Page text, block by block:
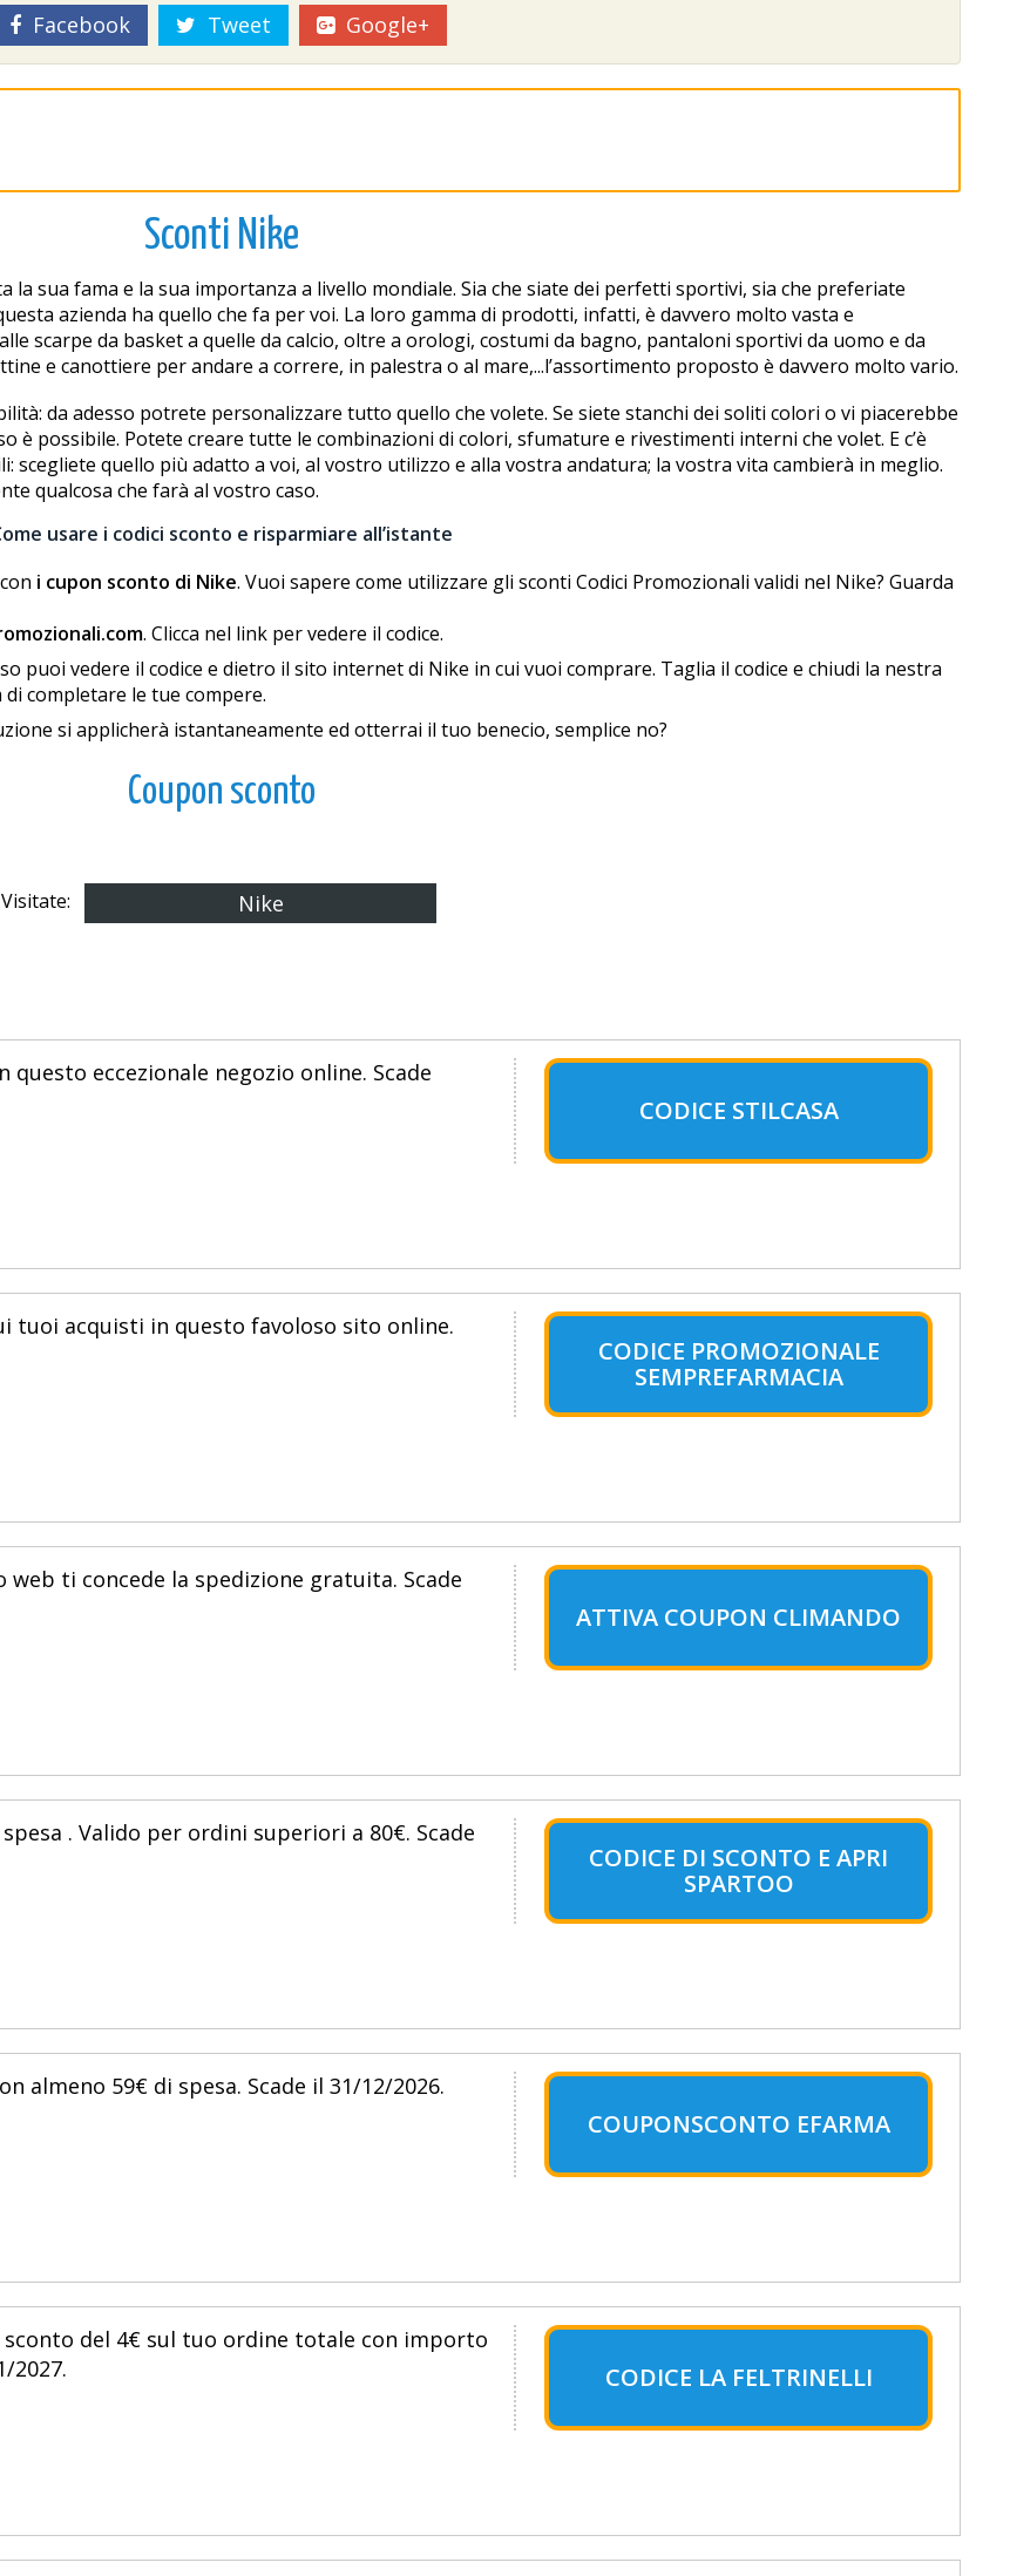
Facebook Tweet Google+
Sconti Nike
la sua fama e la sua importanza a livello mondiale. Sia che siate dei perfetti sportivi, sia che preferiate
azienda ha quello che fa per voi. La loro gamma di prodotti, infatti, è davvero molto vasta e
scarpe da basket a quelle da calcio, oltre a orologi, costumi da bagno, pantaloni sportivi da uomo e da
e canottiere per andare a correre, in palestra o al mare,...l’assortimento proposto è davvero molto vario.
da adesso potrete personalizzare tutto quello che volete. Se siete stanchi dei soliti colori o vi piacerebbe
è possibile. Potete creare tutte le combinazioni di colori, sfumature e rivestimenti interni che volet. E c’è
quello più adatto a voi, al vostro utilizzo e alla vostra andatura; la vostra vita cambierà in meglio.
qualcosa che farà al vostro caso.
usare i codici sconto e risparmiare all’istante
i cupon sconto di Nike. Vuoi sapere come utilizzare gli sconti Codici Promozionali validi nel Nike? Guarda
. Clicca nel link per vedere il codice.
puoi vedere il codice e dietro il sito internet di Nike in cui vuoi comprare. Taglia il codice e chiudi la finestra
completare le tue compere.
si applicherà istantaneamente ed otterrai il tuo beneficio, semplice no?
Coupon sconto
Visitate: Nike
questo eccezionale negozio online. Scade
CODICE STILCASA
tuoi acquisti in questo favoloso sito online.
CODICE PROMOZIONALE
SEMPREFARMACIA
web ti concede la spedizione gratuita. Scade
ATTIVA COUPON CLIMANDO
. Valido per ordini superiori a 80€. Scade
CODICE DI SCONTO E APRI
SPARTOO
almeno 59€ di spesa. Scade il 31/12/2026.
COUPONSCONTO EFARMA
del 4€ sul tuo ordine totale con importo
2027.
CODICE LA FELTRINELLI